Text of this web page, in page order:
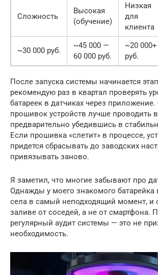
Сложность
Высокая
(обучение)
Низкая
для
клиента
~30 000 руб.
~45 000 —
60 000 руб.
~20 000+
руб.
После запуска системы начинается
рекомендую раз в квартал проверять
батареек в датчиках через
прошивок устройств лучше проводить
предварительно убедившись в
Если прошивка «слетит» в процессе,
придется сбрасывать до заводских
привязывать заново.
Я заметил, что многие забывают про
Однажды у моего знакомого батарейка
села в самый неподходящий момент, и
заливе от соседей, а не от смартфона.
регулярный аудит системы — это не
необходимость.